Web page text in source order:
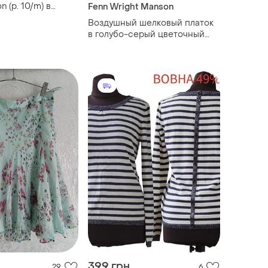
(р. 10/m) в
Fenn Wright Manson
Воздушный шелковый платок
в голубо-серый цветочный